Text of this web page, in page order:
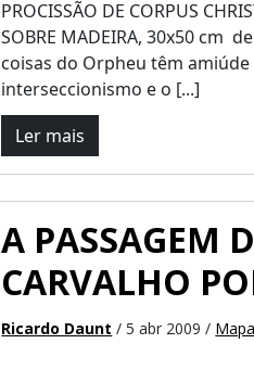
PROCISSÃO DE CORPUS
SOBRE MADEIRA, 30x50 cm
coisas do Orpheu têm
interseccionismo e o [...]
Ler mais
A PASSAGEM
CARVALHO
Ricardo Daunt / 5 abr 2009 /